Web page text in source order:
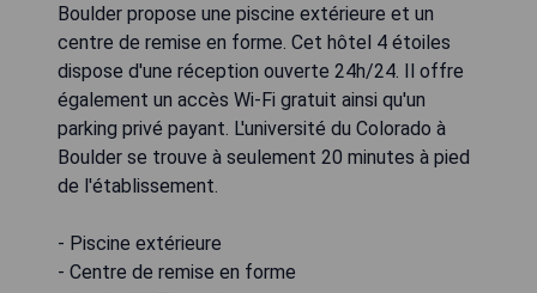
Boulder propose une piscine extérieure et un
centre de remise en forme. Cet hôtel 4 étoiles
dispose d'une réception ouverte 24h/24. Il offre
également un accès Wi-Fi gratuit ainsi qu'un
parking privé payant. L'université du Colorado à
Boulder se trouve à seulement 20 minutes à pied
de l'établissement.
- Piscine extérieure
- Centre de remise en forme